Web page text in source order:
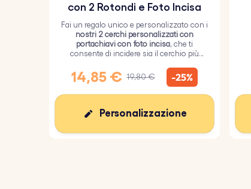
con 2 Rotondi e Foto Incisa
Fai un regalo unico e personalizzato con i
nostri 2 cerchi personalizzati con
portachiavi con foto incisa, che ti
consente di incidere sia il cerchio più
sia il cerchio più piccolo con del testo.
14,85 € 19,80 € -25%
Personalizzazione